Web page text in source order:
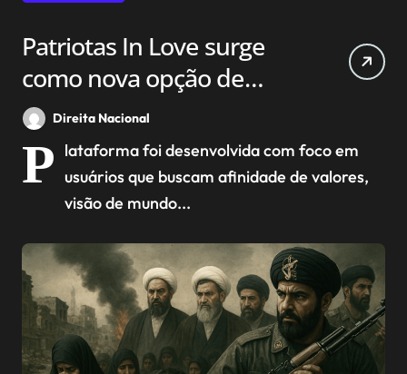
Patriotas In Love surge
como nova opção de
aplicativo de
relacionamento para o
público conservador
Direita Nacional
P lataforma foi desenvolvida com foco em
usuários que buscam afinidade de valores,
visão de mundo...